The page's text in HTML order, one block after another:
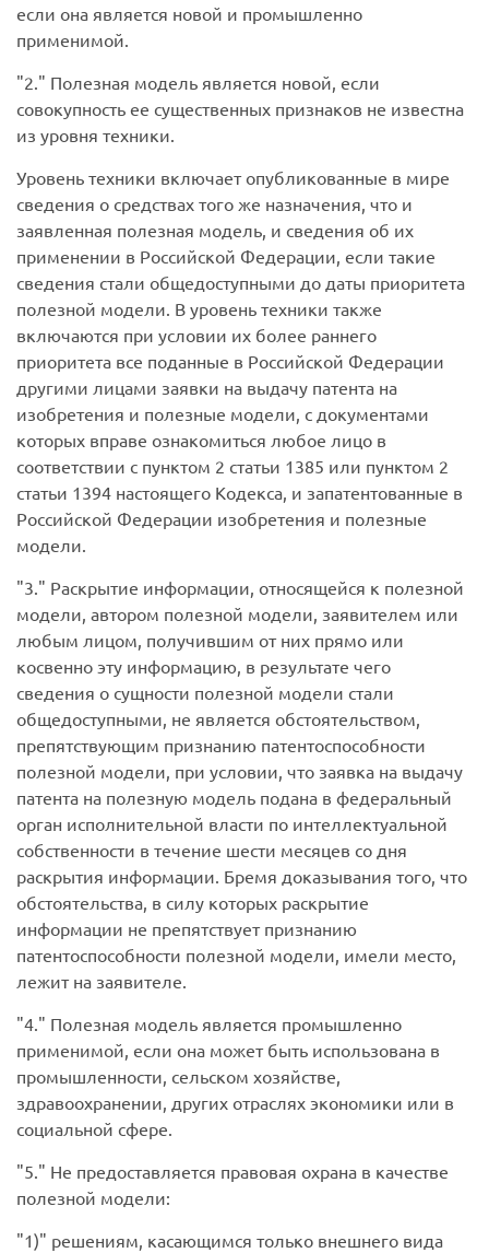
если она является новой и промышленно
применимой.
2.
Полезная модель является новой, если
совокупность ее существенных признаков не известна
из уровня техники.
Уровень техники включает опубликованные в мире
сведения о средствах того же назначения, что и
заявленная полезная модель, и сведения об их
применении в Российской Федерации, если такие
сведения стали общедоступными до даты приоритета
полезной модели. В уровень техники также
включаются при условии их более раннего
приоритета все поданные в Российской Федерации
другими лицами заявки на выдачу патента на
изобретения и полезные модели, с документами
которых вправе ознакомиться любое лицо в
соответствии с пунктом 2 статьи 1385 или пунктом 2
статьи 1394 настоящего Кодекса, и запатентованные в
Российской Федерации изобретения и полезные
модели.
3.
Раскрытие информации, относящейся к полезной
модели, автором полезной модели, заявителем или
любым лицом, получившим от них прямо или
косвенно эту информацию, в результате чего
сведения о сущности полезной модели стали
общедоступными, не является обстоятельством,
препятствующим признанию патентоспособности
полезной модели, при условии, что заявка на выдачу
патента на полезную модель подана в федеральный
орган исполнительной власти по интеллектуальной
собственности в течение шести месяцев со дня
раскрытия информации. Бремя доказывания того, что
обстоятельства, в силу которых раскрытие
информации не препятствует признанию
патентоспособности полезной модели, имели место,
лежит на заявителе.
4.
Полезная модель является промышленно
применимой, если она может быть использована в
промышленности, сельском хозяйстве,
здравоохранении, других отраслях экономики или в
социальной сфере.
5.
Не предоставляется правовая охрана в качестве
полезной модели:
1)
решениям, касающимся только внешнего вида